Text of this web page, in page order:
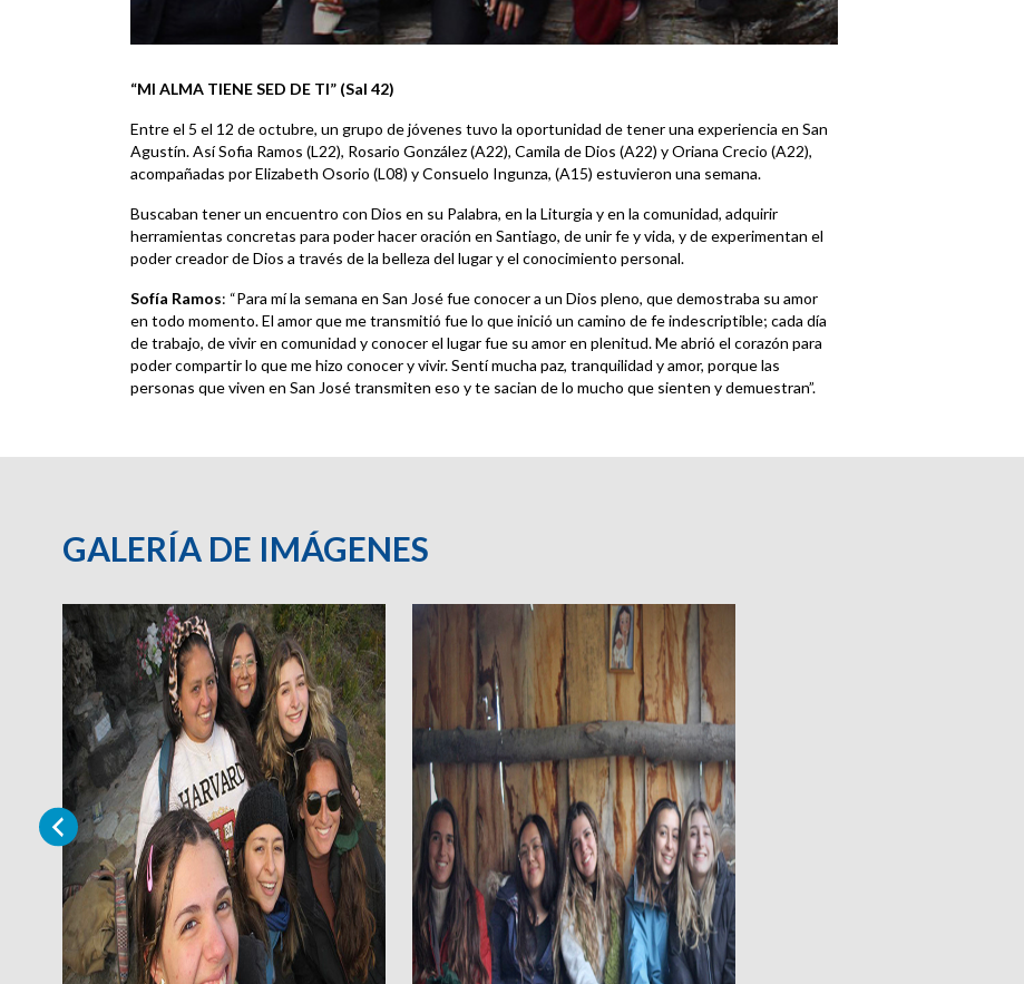
“MI ALMA TIENE SED DE TI” (Sal 42)
Entre el 5 el 12 de octubre, un grupo de jóvenes tuvo la oportunidad de tener una experiencia en San
Agustín. Así Sofia Ramos (L22), Rosario González (A22), Camila de Dios (A22) y Oriana Crecio (A22),
acompañadas por Elizabeth Osorio (L08) y Consuelo Ingunza, (A15) estuvieron una semana.
Buscaban tener un encuentro con Dios en su Palabra, en la Liturgia y en la comunidad, adquirir
herramientas concretas para poder hacer oración en Santiago, de unir fe y vida, y de experimentan el
poder creador de Dios a través de la belleza del lugar y el conocimiento personal.
Sofía Ramos: “Para mí la semana en San José fue conocer a un Dios pleno, que demostraba su amor
en todo momento. El amor que me transmitió fue lo que inició un camino de fe indescriptible; cada día
de trabajo, de vivir en comunidad y conocer el lugar fue su amor en plenitud. Me abrió el corazón para
poder compartir lo que me hizo conocer y vivir. Sentí mucha paz, tranquilidad y amor, porque las
personas que viven en San José transmiten eso y te sacian de lo mucho que sienten y demuestran”.
GALERÍA DE IMÁGENES